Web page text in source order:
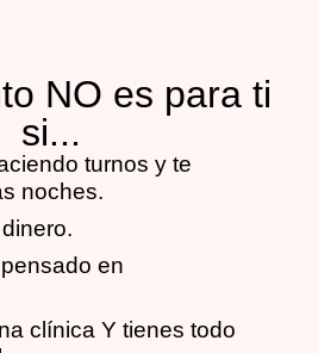
NO es para ti
si...
turnos y te
noches.
en
clínica Y tienes todo